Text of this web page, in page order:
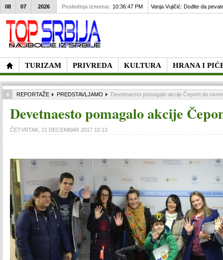
TURIZAM PRIVREDA KULTURA HRANA I
08 07 2026 Poslednja izmena: 10:36:47 PM Vanja Vujičić: Dođite da
REPORTAŽE PREDSTAVLJAMO Devetnaesto pomagalo akcije Čepom do
Devetnaesto pomagalo akcije
ČETVRTAK, 21 DECEMBAR 2017 10:13